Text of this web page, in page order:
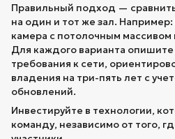
Правильный подход —
на один и тот же зал.
камера с потолочным
Для каждого варианта опишите
требования к сети,
владения на три-пять лет с
обновлений.
Инвестируйте в технологии,
команду, независимо от того,